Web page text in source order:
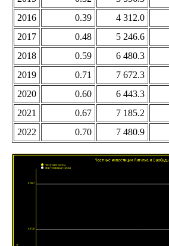
2016
0.39 4 312.0
2017
0.48 5 246.6
2018
0.59 6 480.3
2019
0.71 7 672.3
2020
0.60 6 443.3
2021
0.67 7 185.2
2022
0.70 7 480.9